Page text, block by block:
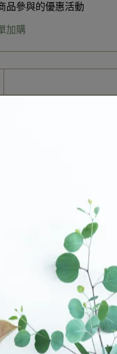
品參與的優惠活動
加購